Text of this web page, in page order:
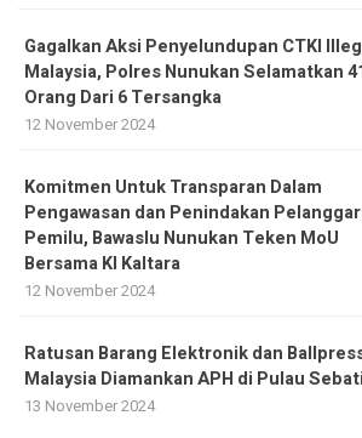
Gagalkan Aksi Penyelundupan CTKI
Malaysia, Polres Nunukan Selamatkan
Orang Dari 6 Tersangka
12 November 2024
Komitmen Untuk Transparan Dalam
Pengawasan dan Penindakan
Pemilu, Bawaslu Nunukan Teken MoU
Bersama KI Kaltara
12 November 2024
Ratusan Barang Elektronik dan
Malaysia Diamankan APH di Pulau
13 November 2024